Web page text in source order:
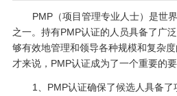
PMP（项目管理专业人士）是世
之一。持有PMP认证的人员具备了广
够有效地管理和领导各种规模和复杂
才来说，PMP认证成为了一个重要的要
1、PMP认证确保了候选人具备